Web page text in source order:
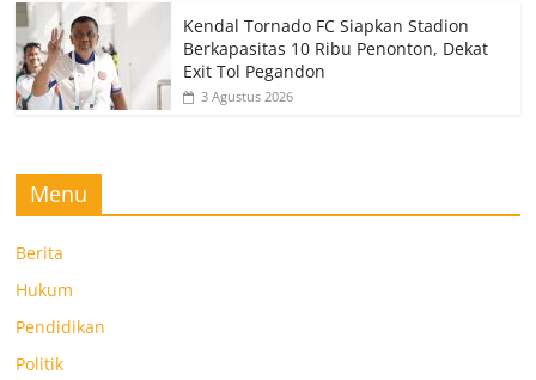
Kendal Tornado FC Siapkan Stadion
Berkapasitas 10 Ribu Penonton, Dekat
Exit Tol Pegandon
3 Agustus 2026
Menu
Berita
Hukum
Pendidikan
Politik